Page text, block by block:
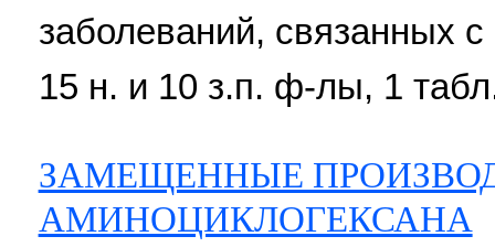
заболеваний, связанных с
15 н. и 10 з.п. ф-лы, 1
ЗАМЕЩЕННЫЕ
АМИНОЦИКЛОГЕКСАНА